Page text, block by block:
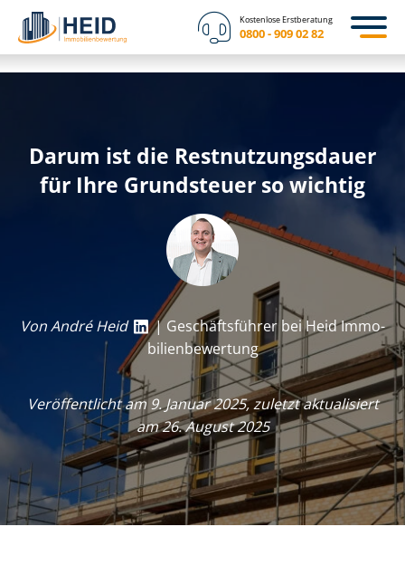
Kostenlose Erstberatung
0800 - 909 02 82
Darum ist die Rest­nut­zungs­dau­er
für Ihre Grundsteuer so wichtig
Von André Heid
| Geschäftsführer bei Heid Im­mo­
bi­li­en­be­wer­tung
Veröffentlicht am 9. Januar 2025, zuletzt aktualisiert
am 26. August 2025